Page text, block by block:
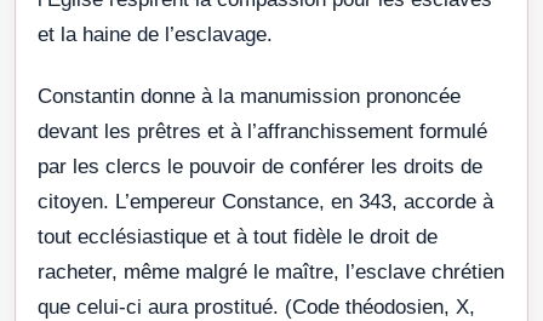
et la haine de l’esclavage.
Constantin donne à la manumission prononcée
devant les prêtres et à l’affranchissement formulé
par les clercs le pouvoir de conférer les droits de
citoyen. L’empereur Constance, en 343, accorde à
tout ecclésiastique et à tout fidèle le droit de
racheter, même malgré le maître, l’esclave chrétien
que celui-ci aura prostitué. (Code théodosien, X,